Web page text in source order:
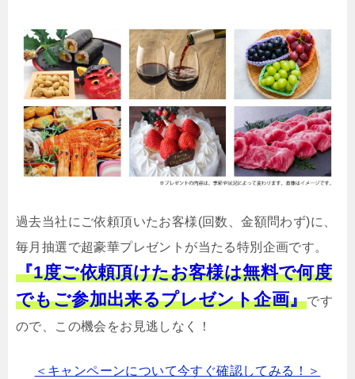
過去当社にご依頼頂いたお客様(回数、金額問わず)に、
毎月抽選で超豪華プレゼントが当たる特別企画です。
『1度ご依頼頂けたお客様は無料で何度
でもご参加出来るプレゼント企画』です
ので、この機会をお見逃しなく！
＜キャンペーンについて今すぐ確認してみる！＞